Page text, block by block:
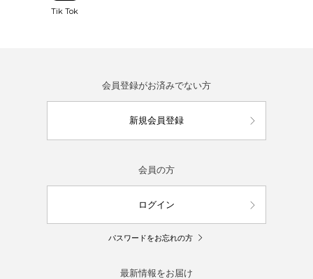
Tik Tok
会員登録がお済みでない方
新規会員登録
会員の方
ログイン
パスワードをお忘れの方
最新情報をお届け